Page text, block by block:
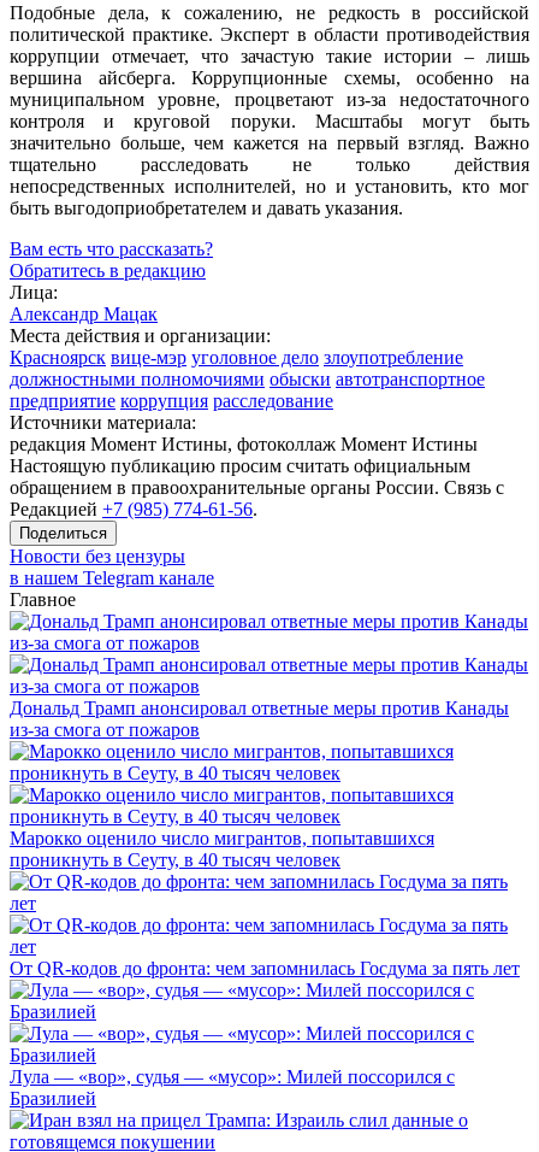
Подобные дела, к сожалению, не редкость в российской
политической практике. Эксперт в области противодействия
коррупции отмечает, что зачастую такие истории – лишь
вершина айсберга. Коррупционные схемы, особенно на
муниципальном уровне, процветают из-за недостаточного
контроля и круговой поруки. Масштабы могут быть
значительно больше, чем кажется на первый взгляд. Важно
тщательно расследовать не только действия
непосредственных исполнителей, но и установить, кто мог
быть выгодоприобретателем и давать указания.
Вам есть что рассказать?
Обратитесь в редакцию
Лица:
Александр Мацак
Места действия и организации:
Красноярск вице-мэр уголовное дело злоупотребление
должностными полномочиями обыски автотранспортное
предприятие коррупция расследование
Источники материала:
редакция Момент Истины, фотоколлаж Момент Истины
Настоящую публикацию просим считать официальным
обращением в правоохранительные органы России. Связь с
Редакцией +7 (985) 774-61-56.
Поделиться
Новости без цензуры
в нашем Telegram канале
Главное
Дональд Трамп анонсировал ответные меры против Канады
из-за смога от пожаров
Марокко оценило число мигрантов, попытавшихся
проникнуть в Сеуту, в 40 тысяч человек
От QR-кодов до фронта: чем запомнилась Госдума за пять лет
Лула — «вор», судья — «мусор»: Милей поссорился с
Бразилией